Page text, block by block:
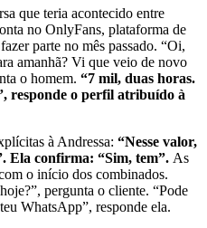
que teria acontecido entre
no OnlyFans, plataforma de
parte no mês passado. “Oi,
amanhã? Vi que veio de novo
o homem. “7 mil, duas horas.
responde o perfil atribuído à
à Andressa: “Nesse valor,
Ela confirma: “Sim, tem”. As
o início dos combinados.
pergunta o cliente. “Pode
WhatsApp”, responde ela.